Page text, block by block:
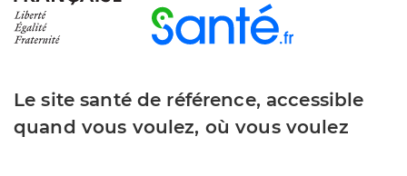
Le site santé de référence, accessible
quand vous voulez, où vous voulez